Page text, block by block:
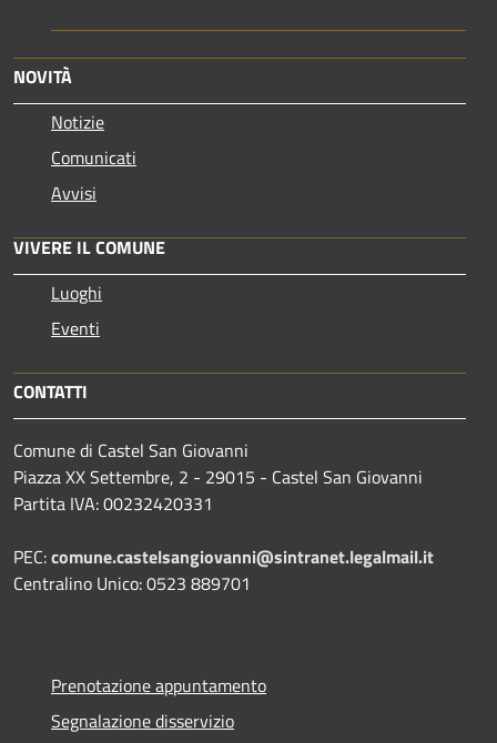
NOVITÀ
Notizie
Comunicati
Avvisi
VIVERE IL COMUNE
Luoghi
Eventi
CONTATTI
Comune di Castel San Giovanni
Piazza XX Settembre, 2 - 29015 - Castel San Giovanni
Partita IVA: 00232420331
PEC:comune.castelsangiovanni@sintranet.legalmail.it
Centralino Unico: 0523 889701
Prenotazione appuntamento
Segnalazione disservizio